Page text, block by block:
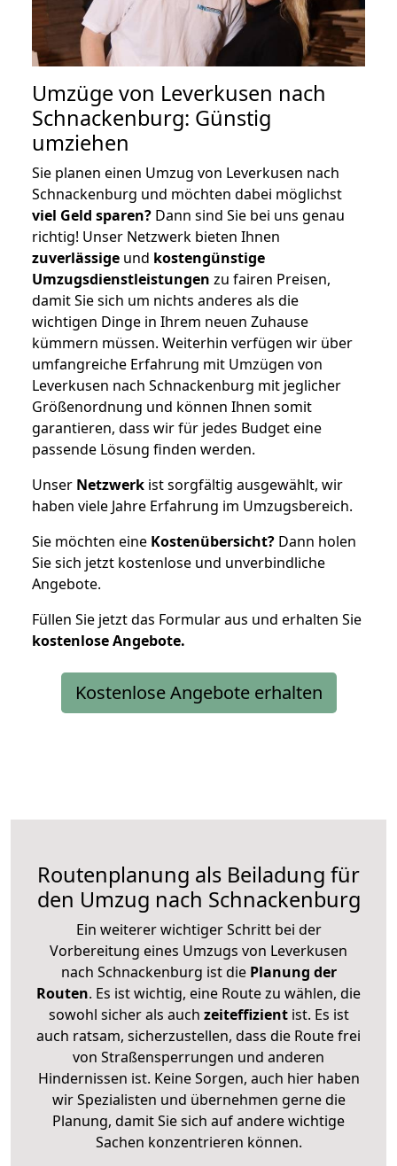
Umzüge von Leverkusen nach
Schnackenburg: Günstig
umziehen
Sie planen einen Umzug von Leverkusen nach
Schnackenburg und möchten dabei möglichst
viel Geld sparen? Dann sind Sie bei uns genau
richtig! Unser Netzwerk bieten Ihnen
zuverlässige und kostengünstige
Umzugsdienstleistungen zu fairen Preisen,
damit Sie sich um nichts anderes als die
wichtigen Dinge in Ihrem neuen Zuhause
kümmern müssen. Weiterhin verfügen wir über
umfangreiche Erfahrung mit Umzügen von
Leverkusen nach Schnackenburg mit jeglicher
Größenordnung und können Ihnen somit
garantieren, dass wir für jedes Budget eine
passende Lösung finden werden.
Unser Netzwerk ist sorgfältig ausgewählt, wir
haben viele Jahre Erfahrung im Umzugsbereich.
Sie möchten eine Kostenübersicht? Dann holen
Sie sich jetzt kostenlose und unverbindliche
Angebote.
Füllen Sie jetzt das Formular aus und erhalten Sie
kostenloseAngebote.
Kostenlose Angebote erhalten
Routenplanung als Beiladung für
den Umzug nach Schnackenburg
Ein weiterer wichtiger Schritt bei der
Vorbereitung eines Umzugs von Leverkusen
nach Schnackenburg ist diePlanung der
Routen. Es ist wichtig, eine Route zu wählen, die
sowohl sicher als auch zeiteffizientist. Es ist
auch ratsam, sicherzustellen, dass die Route frei
von Straßensperrungen und anderen
Hindernissen ist. Keine Sorgen, auch hier haben
wir Spezialisten und übernehmen gerne die
Planung, damit Sie sich auf andere wichtige
Sachen konzentrieren können.